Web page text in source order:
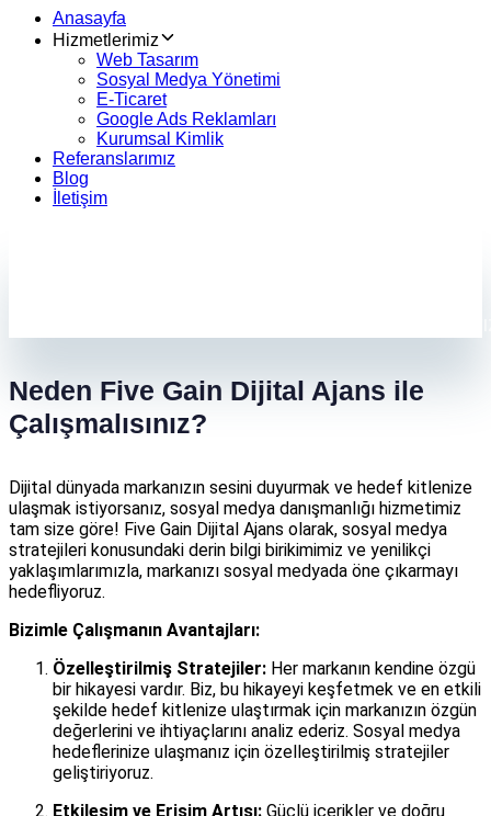
Anasayfa
Hizmetlerimiz
Web Tasarım
Sosyal Medya Yönetimi
E-Ticaret
Google Ads Reklamları
Kurumsal Kimlik
Referanslarımız
Blog
İletişim
Neden Five Gain Dijital Ajans ile
Çalışmalısınız?
Dijital dünyada markanızın sesini duyurmak ve hedef kitlenize
ulaşmak istiyorsanız, sosyal medya danışmanlığı hizmetimiz
tam size göre! Five Gain Dijital Ajans olarak, sosyal medya
stratejileri konusundaki derin bilgi birikimimiz ve yenilikçi
yaklaşımlarımızla, markanızı sosyal medyada öne çıkarmayı
hedefliyoruz.
Bizimle Çalışmanın Avantajları:
Özelleştirilmiş Stratejiler: Her markanın kendine özgü
bir hikayesi vardır. Biz, bu hikayeyi keşfetmek ve en etkili
şekilde hedef kitlenize ulaştırmak için markanızın özgün
değerlerini ve ihtiyaçlarını analiz ederiz. Sosyal medya
hedeflerinize ulaşmanız için özelleştirilmiş stratejiler
geliştiriyoruz.
Etkileşim ve Erişim Artışı: Güçlü içerikler ve doğru